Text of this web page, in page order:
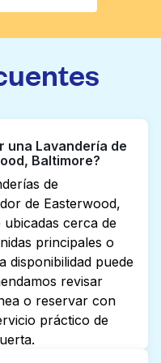
una Lavandería de
Baltimore?
de
de Easterwood,
cerca de
principales o
disponibilidad puede
revisar
o reservar con
práctico de